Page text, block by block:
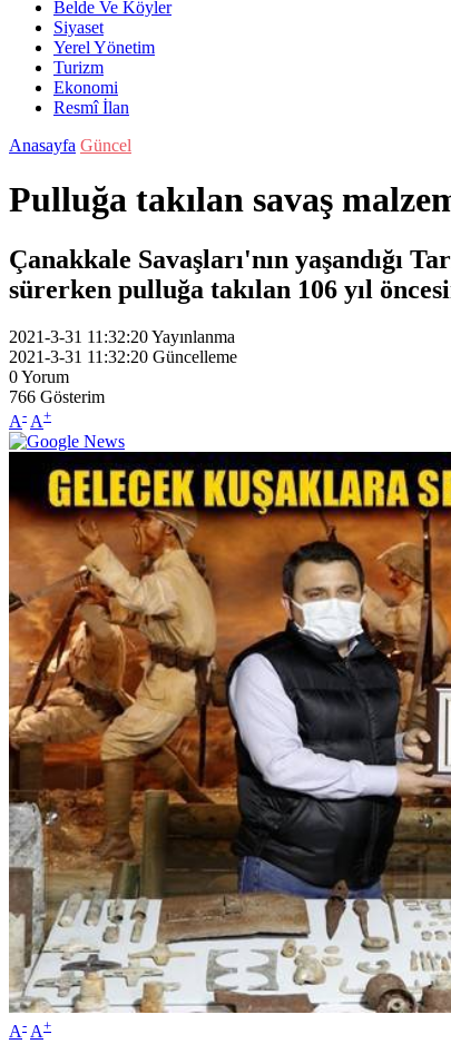
Belde Ve Köyler
Siyaset
Yerel Yönetim
Turizm
Ekonomi
Resmî İlan
Anasayfa Güncel
Pulluğa takılan savaş
Çanakkale Savaşları'nın yaşandığı
sürerken pulluğa takılan 106 yıl
2021-3-31 11:32:20Yayınlanma
2021-3-31 11:32:20 Güncelleme
0Yorum
766 Gösterim
A- A+
A- A+